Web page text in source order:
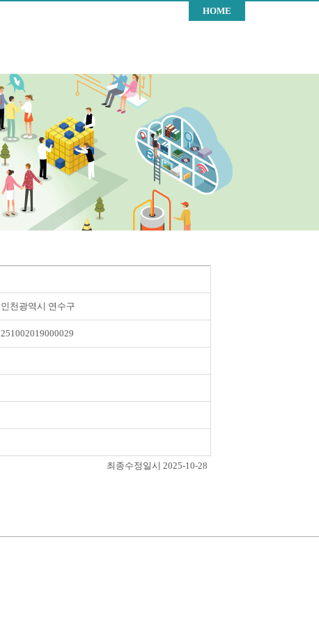
HOME
인천광역시 연수구
251002019000029
최종수정일시 2025-10-28